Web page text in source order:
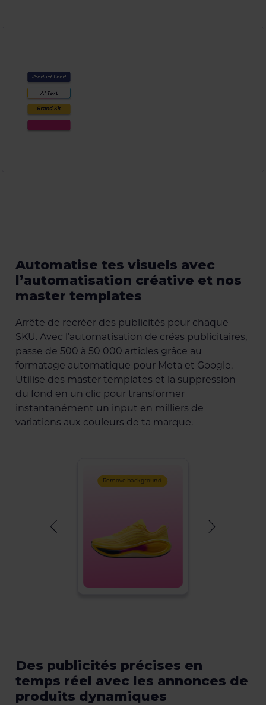
Automatise tes visuels avec
l’automatisation créative et nos
master templates
Arrête de recréer des publicités pour chaque
SKU. Avec l’automatisation de créas publicitaires,
passe de 500 à 50 000 articles grâce au
formatage automatique pour Meta et Google.
Utilise des master templates et la suppression
du fond en un clic pour transformer
instantanément un input en milliers de
variations aux couleurs de ta marque.
Des publicités précises en
temps réel avec les annonces de
produits dynamiques